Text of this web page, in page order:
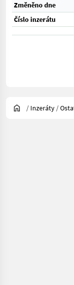
Změněno dne
Číslo inzerátu
/ Inzeráty /